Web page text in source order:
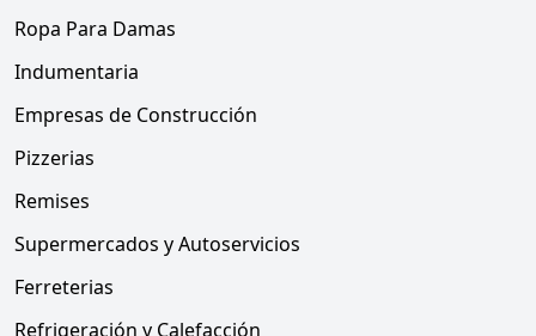
Ropa Para Damas
Indumentaria
Empresas de Construcción
Pizzerias
Remises
Supermercados y Autoservicios
Ferreterias
Refrigeración y Calefacción